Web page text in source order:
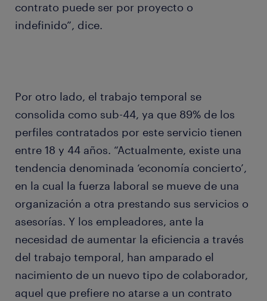
contrato puede ser por proyecto o
indefinido”, dice.
Por otro lado, el trabajo temporal se
consolida como sub-44, ya que 89% de los
perfiles contratados por este servicio tienen
entre 18 y 44 años. “Actualmente, existe una
tendencia denominada ‘economía concierto’,
en la cual la fuerza laboral se mueve de una
organización a otra prestando sus servicios o
asesorías. Y los empleadores, ante la
necesidad de aumentar la eficiencia a través
del trabajo temporal, han amparado el
nacimiento de un nuevo tipo de colaborador,
aquel que prefiere no atarse a un contrato